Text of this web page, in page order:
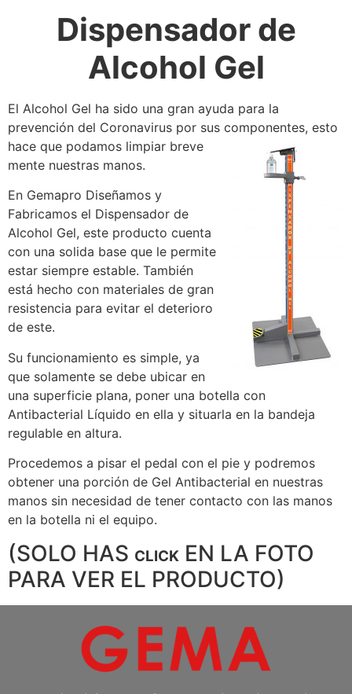
Dispensador de
Alcohol Gel
El Alcohol Gel ha sido una gran ayuda para la
prevención del Coronavirus por sus componentes, esto
hace que podamos limpiar breve
mente nuestras manos.
En Gemapro Diseñamos y
Fabricamos el Dispensador de
Alcohol Gel, este producto cuenta
con una solida base que le permite
estar siempre estable. También
está hecho con materiales de gran
resistencia para evitar el deterioro
de este.
Su funcionamiento es simple, ya
que solamente se debe ubicar en
una superficie plana, poner una botella con
Antibacterial Líquido en ella y situarla en la bandeja
regulable en altura.
Procedemos a pisar el pedal con el pie y podremos
obtener una porción de Gel Antibacterial en nuestras
manos sin necesidad de tener contacto con las manos
en la botella ni el equipo.
(SOLO HAS CLICK EN LA FOTO
PARA VER EL PRODUCTO)